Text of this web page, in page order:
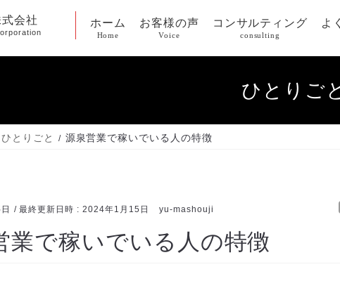
会社 ホーム
Home
お客様の声
Voice
コンサルティング
consulting
よ
ひとりご
ひとりごと 源泉営業で稼いでいる人の特徴
/ 最終更新日時 :2024年1月15日 yu-mashouji
業で稼いでいる人の特徴